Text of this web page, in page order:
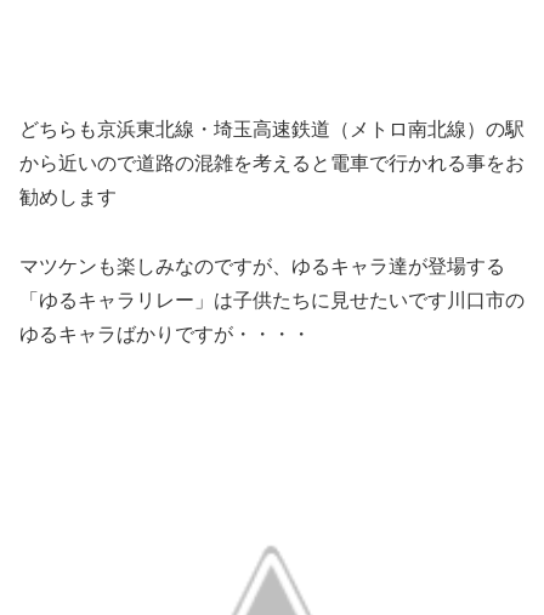
どちらも京浜東北線・埼玉高速鉄道（メトロ南北線）の駅
から近いので道路の混雑を考えると電車で行かれる事をお
勧めします
マツケンも楽しみなのですが、ゆるキャラ達が登場する
「ゆるキャラリレー」は子供たちに見せたいです川口市の
ゆるキャラばかりですが・・・・